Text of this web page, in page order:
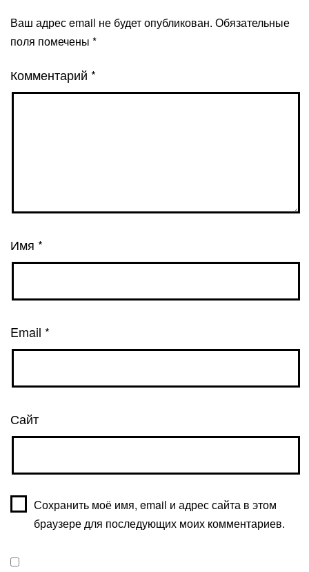
Ваш адрес email не будет опубликован. Обязательные
поля помечены *
Комментарий *
Имя *
Email *
Сайт
Сохранить моё имя, email и адрес сайта в этом
браузере для последующих моих комментариев.